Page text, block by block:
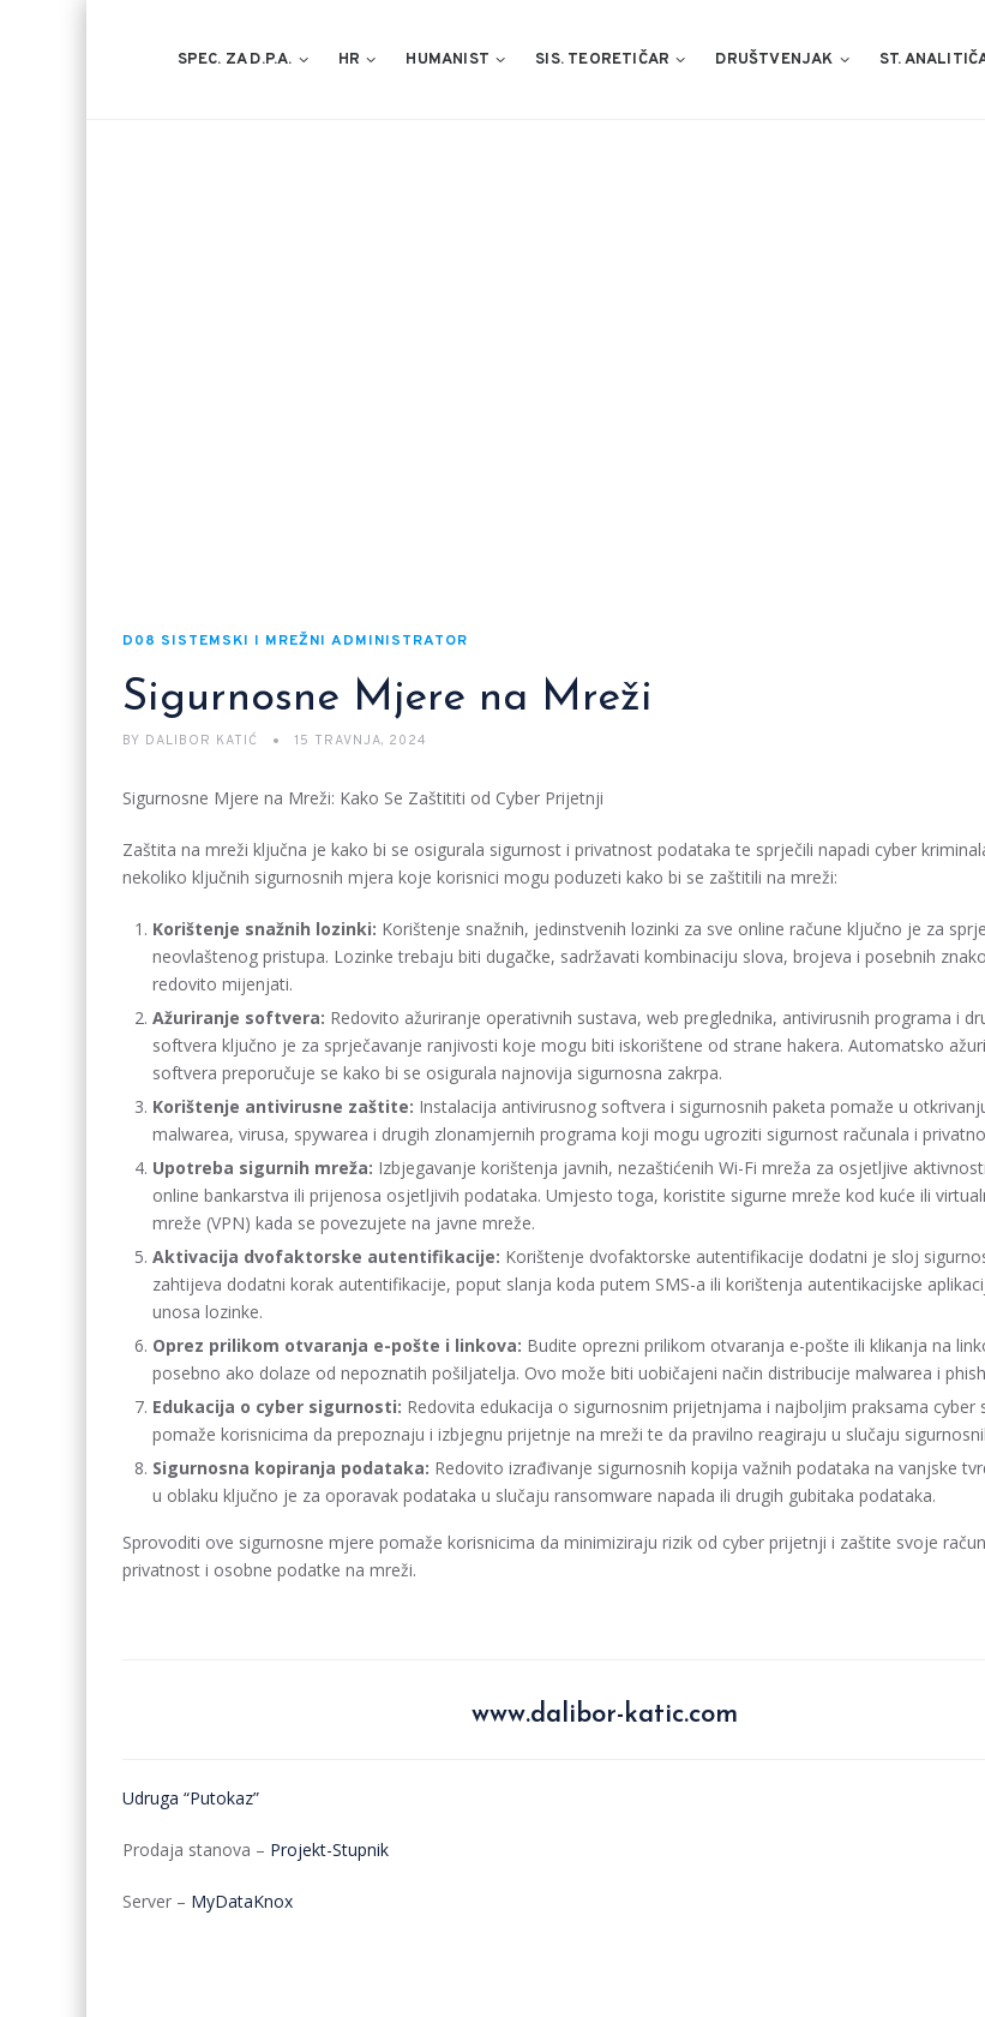
SPEC. ZA D.P.A. HR HUMANIST SIS. TEORETIČAR DRUŠTVENJAK ST.
D08 SISTEMSKI I MREŽNI ADMINISTRATOR
Sigurnosne Mjere na Mreži
BY DALIBOR KATIĆ 15 TRAVNJA, 2024
Sigurnosne Mjere na Mreži: Kako Se Zaštititi od Cyber Prijetnji
Zaštita na mreži ključna je kako bi se osigurala sigurnost i privatnost podataka te sprječili napadi cyber
nekoliko ključnih sigurnosnih mjera koje korisnici mogu poduzeti kako bi se zaštitili na mreži:
Korištenje snažnih lozinki: Korištenje snažnih, jedinstvenih lozinki za sve online račune ključno je za
neovlaštenog pristupa. Lozinke trebaju biti dugačke, sadržavati kombinaciju slova, brojeva i posebnih
redovito mijenjati.
Ažuriranje softvera: Redovito ažuriranje operativnih sustava, web preglednika, antivirusnih programa i
softvera ključno je za sprječavanje ranjivosti koje mogu biti iskorištene od strane hakera. Automatsko
softvera preporučuje se kako bi se osigurala najnovija sigurnosna zakrpa.
Korištenje antivirusne zaštite: Instalacija antivirusnog softvera i sigurnosnih paketa pomaže u
malwarea, virusa, spywarea i drugih zlonamjernih programa koji mogu ugroziti sigurnost računala i
Upotreba sigurnih mreža: Izbjegavanje korištenja javnih, nezaštićenih Wi-Fi mreža za osjetljive
online bankarstva ili prijenosa osjetljivih podataka. Umjesto toga, koristite sigurne mreže kod kuće ili
mreže (VPN) kada se povezujete na javne mreže.
Aktivacija dvofaktorske autentifikacije: Korištenje dvofaktorske autentifikacije dodatni je sloj
zahtijeva dodatni korak autentifikacije, poput slanja koda putem SMS-a ili korištenja autentikacijske
unosa lozinke.
Oprez prilikom otvaranja e-pošte i linkova: Budite oprezni prilikom otvaranja e-pošte ili klikanja na
posebno ako dolaze od nepoznatih pošiljatelja. Ovo može biti uobičajeni način distribucije malwarea i
Edukacija o cyber sigurnosti: Redovita edukacija o sigurnosnim prijetnjama i najboljim praksama cyber
pomaže korisnicima da prepoznaju i izbjegnu prijetnje na mreži te da pravilno reagiraju u slučaju
Sigurnosna kopiranja podataka: Redovito izrađivanje sigurnosnih kopija važnih podataka na vanjske
u oblaku ključno je za oporavak podataka u slučaju ransomware napada ili drugih gubitaka podataka.
Sprovoditi ove sigurnosne mjere pomaže korisnicima da minimiziraju rizik od cyber prijetnji i zaštite svoje
privatnost i osobne podatke na mreži.
www.dalibor-katic.com
Udruga “Putokaz”
Prodaja stanova – Projekt-Stupnik
Server – MyDataKnox